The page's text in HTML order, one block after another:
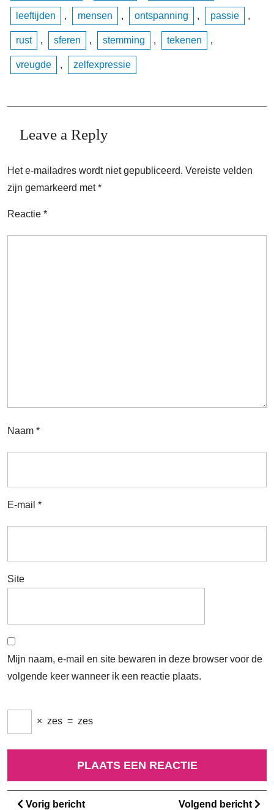
leeftijden , mensen , ontspanning , passie ,
rust , sferen , stemming , tekenen ,
vreugde , zelfexpressie
Leave a Reply
Het e-mailadres wordt niet gepubliceerd. Vereiste velden
zijn gemarkeerd met*
Reactie *
Naam *
E-mail *
Site
Mijn naam, e-mail en site bewaren in deze browser voor de
volgende keer wanneer ik een reactie plaats.
× zes = zes
Berichtnavigatie
Vorig berichtVorig Volgend bericht